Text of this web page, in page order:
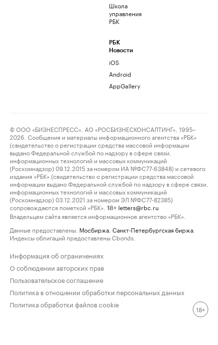
Школа
управления
РБК
РБК
Новости
iOS
Android
AppGallery
© ООО «БИЗНЕСПРЕСС», АО «РОСБИЗНЕСКОНСАЛТИНГ», 1995–
2026. Сообщения и материалы информационного агентства «РБК»
(свидетельство о регистрации средства массовой информации
выдано Федеральной службой по надзору в сфере связи,
информационных технологий и массовых коммуникаций
(Роскомнадзор) 09.12.2015 за номером ИА №ФС77-63848) и сетевого
издания «РБК» (свидетельство о регистрации средства массовой
информации выдано Федеральной службой по надзору в сфере связи,
информационных технологий и массовых коммуникаций
(Роскомнадзор) 03.12.2021 за номером ЭЛ №ФС77-82385)
сопровождаются пометкой «РБК».
18+ letters@rbc.ru
Владельцем сайта является информационное агентство «РБК».
Данные предоставлены: Мосбиржа Санкт-Петербургская биржа
Индексы облигаций предоставлены Cbonds.
Информация об ограничениях
О соблюдении авторских прав
Пользовательское соглашение
Политика в отношении обработки персональных данных
Политика обработки файлов cookie
18+